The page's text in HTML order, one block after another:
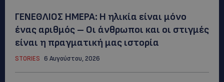
ΓΕΝΕΘΛΙΟΣ ΗΜΕΡΑ: Η ηλικία είναι μόνο
ένας αριθμός – Οι άνθρωποι και οι στιγμές
είναι η πραγματική μας ιστορία
STORIES 6 Αυγούστου, 2026